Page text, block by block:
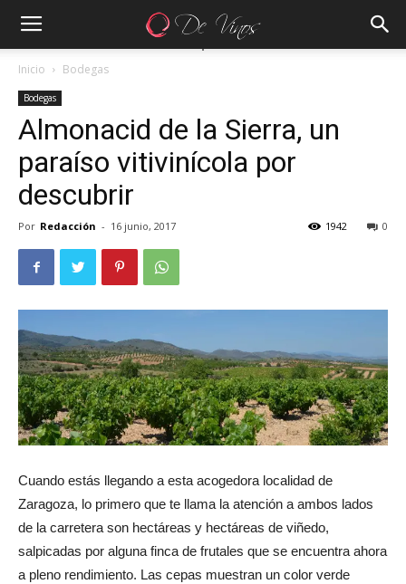
Inicio Bodegas
Bodegas
Almonacid de la Sierra, un
paraíso vitivinícola por
descubrir
Por Redacción - 16 junio, 2017 0
1942
Cuando estás llegando a esta acogedora localidad de
Zaragoza, lo primero que te llama la atención a ambos lados
de la carretera son hectáreas y hectáreas de viñedo,
salpicadas por alguna finca de frutales que se encuentra ahora
a pleno rendimiento. Las cepas muestran un color verde